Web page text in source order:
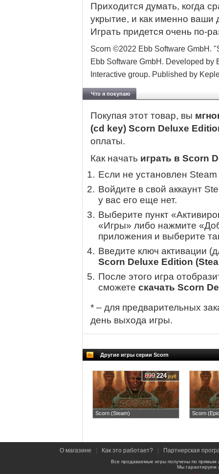
Приходится думать, когда
укрытие, и как именно ваши
Играть придется очень по-
Scorn ©2022 Ebb Software GmbH.
Ebb Software GmbH. Developed by
Interactive group. Published by
Что я покупаю
Покупая этот товар, вы
(cd key) Scorn Deluxe
оплаты.
Как начать играть в Scorn
Если не установлен
Войдите в свой аккаунт
у вас его еще нет.
Выберите пункт
«Игры» либо нажмите
приложения и выберите
Введите ключ активации
Scorn Deluxe Edition
После этого игра
сможете скачать Scorn
* – для предварительных
день выхода игры.
Другие игры серии Scorn
Scorn (Steam)
899 224руб
Scorn
О магазине Как это работает? Партнерская
Все продаваемые игры получены по
Мы гарантируем